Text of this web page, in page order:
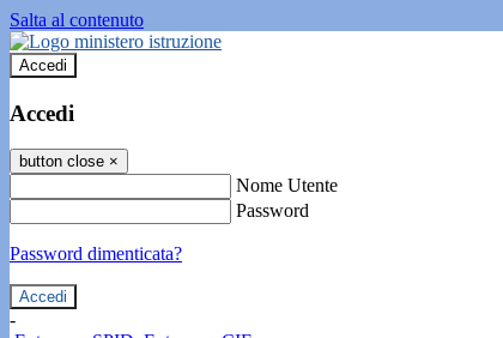
Salta al contenuto
Accedi
Accedi
button close ×
Nome Utente
Password
Password dimenticata?
-